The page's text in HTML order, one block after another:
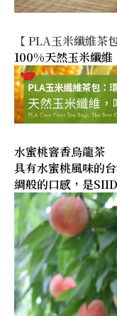
【 PLA玉米纖維茶
100%天然玉米纖維
水蜜桃窨香烏龍茶
具有水蜜桃風味的
綢般的口感，是